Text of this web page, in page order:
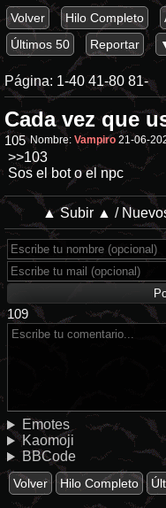
Volver Hilo Completo
Últimos 50
Reportar
Página: 1-40 41-80 81-
Cada vez que
105 Nombre:Vampiro 21-06-
>>103
Sos el bot o el npc
▲ Subir ▲ /
109
Emotes
Kaomoji
BBCode
Volver Hilo Completo